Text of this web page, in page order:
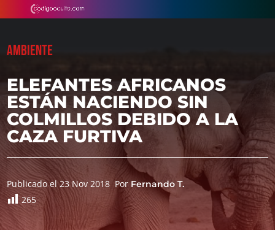
AMBIENTE
ELEFANTES AFRICANOS
ESTÁN NACIENDO SIN
COLMILLOS DEBIDO A LA
CAZA FURTIVA
Publicado el 23 Nov 2018 PorFernando T.
265